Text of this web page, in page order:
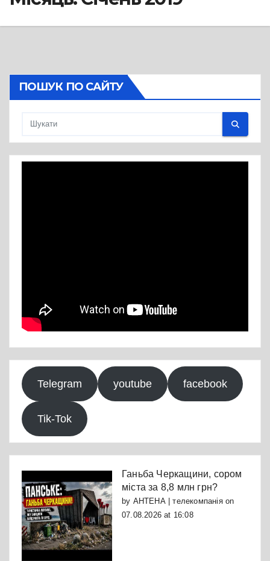
ПОШУК ПО САЙТУ
Telegram youtube facebook
Tik-Tok
Ганьба Черкащини, сором
міста за 8,8 млн грн?
by АНТЕНА | телекомпаніяon
07.08.2026 at 16:08